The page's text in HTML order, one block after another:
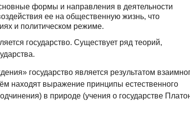
формы и направления в деятельности
ее на общественную жизнь, что
и политическом режиме.
государство. Существует ряд теорий,
государство является результатом
находят выражение принципы естественного
в природе (учения о государстве